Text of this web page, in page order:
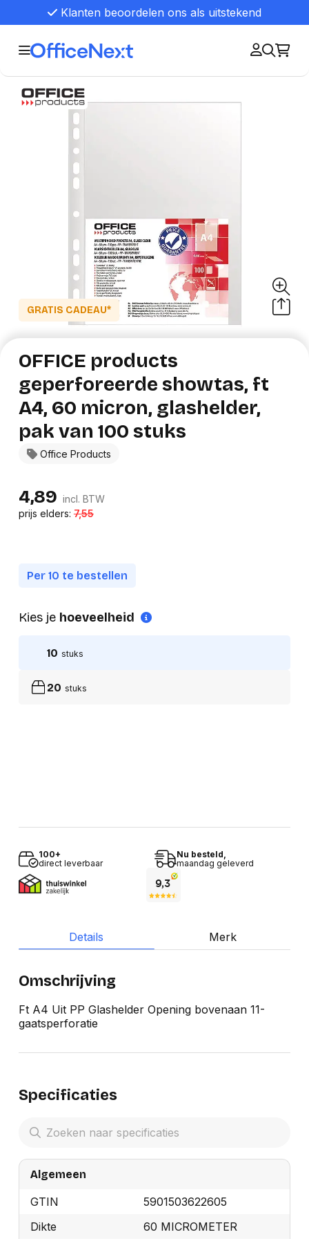
Klanten beoordelen ons als uitstekend
GRATIS CADEAU*
Office Products
OFFICE products
geperforeerde showtas, ft
A4, 60 micron, glashelder,
pak van 100 stuks
4,89 incl. BTW
prijs elders:7,55
Per 10 te bestellen
Kies je hoeveelheid
10 stuks
20 stuks
100+
direct leverbaar
Nu besteld,
maandag geleverd
Details Merk
Omschrijving
Ft A4 Uit PP Glashelder Opening bovenaan 11-
gaatsperforatie
Specificaties
Algemeen
GTIN
5901503622605
Dikte
60 MICROMETER